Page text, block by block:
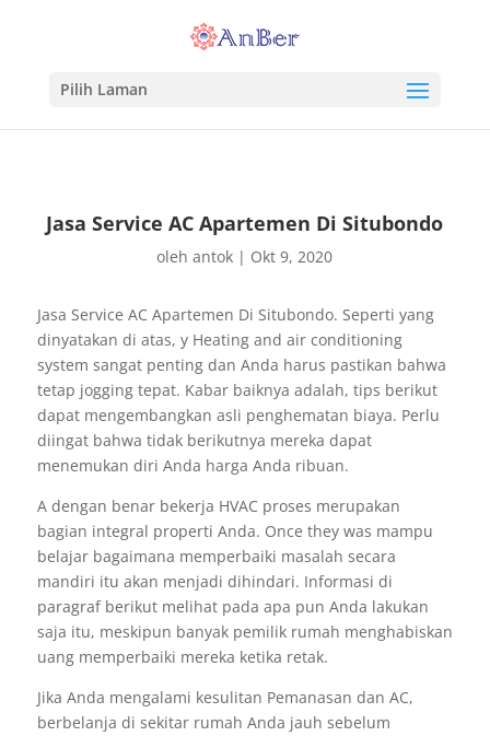
Pilih Laman
Jasa Service AC Apartemen Di Situbondo
olehantok | Okt 9, 2020
Jasa Service AC Apartemen Di Situbondo. Seperti yang
dinyatakan di atas, y Heating and air conditioning
system sangat penting dan Anda harus pastikan bahwa
tetap jogging tepat. Kabar baiknya adalah, tips berikut
dapat mengembangkan asli penghematan biaya. Perlu
diingat bahwa tidak berikutnya mereka dapat
menemukan diri Anda harga Anda ribuan.
A dengan benar bekerja HVAC proses merupakan
bagian integral properti Anda. Once they was mampu
belajar bagaimana memperbaiki masalah secara
mandiri itu akan menjadi dihindari. Informasi di
paragraf berikut melihat pada apa pun Anda lakukan
saja itu, meskipun banyak pemilik rumah menghabiskan
uang memperbaiki mereka ketika retak.
Jika Anda mengalami kesulitan Pemanasan dan AC,
berbelanja di sekitar rumah Anda jauh sebelum